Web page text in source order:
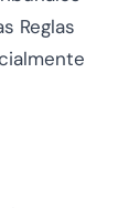
Reglas